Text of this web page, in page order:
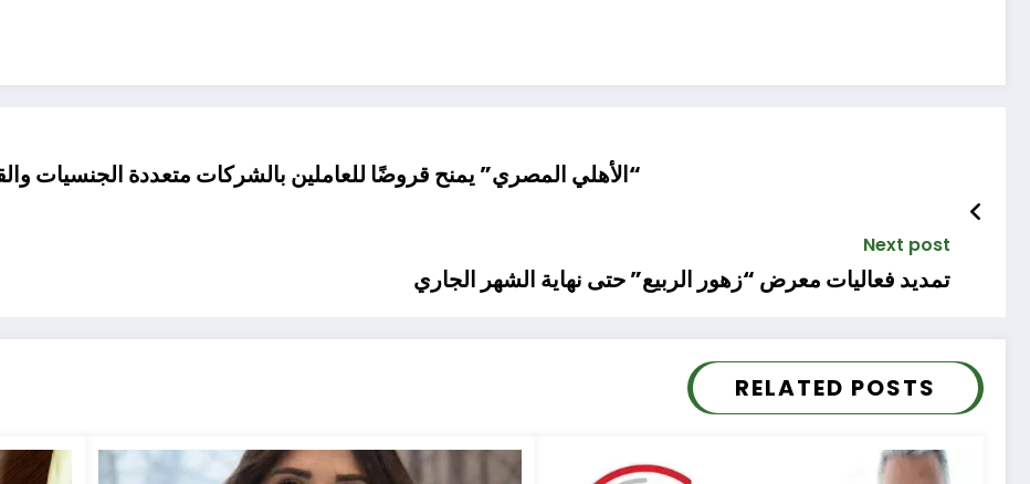
“الأهلي المصري” يمنح قروضًا للعاملين بالشركات متعددة الجنسيات والقابضة حتى 3 ملايين جنيه..
Next post
تمديد فعاليات معرض “زهور الربيع” حتى نهاية الشهر الجاري
RELATED POSTS